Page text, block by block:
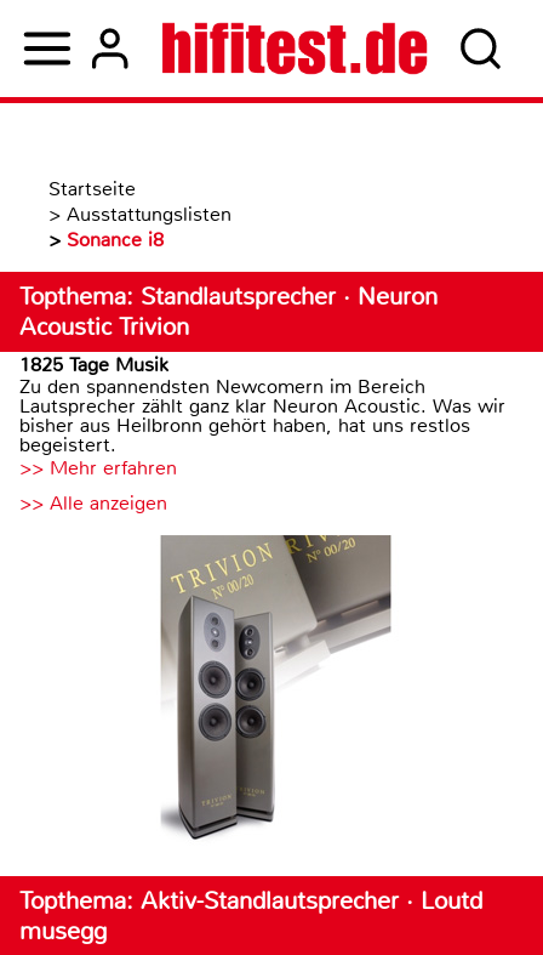
Startseite
> Ausstattungslisten
> Sonance i8
Topthema: Standlautsprecher · Neuron
Acoustic Trivion
1825 Tage Musik
Zu den spannendsten Newcomern im Bereich
Lautsprecher zählt ganz klar Neuron Acoustic. Was wir
bisher aus Heilbronn gehört haben, hat uns restlos
begeistert.
>> Mehr erfahren
>> Alle anzeigen
Topthema: Aktiv-Standlautsprecher · Loutd
musegg